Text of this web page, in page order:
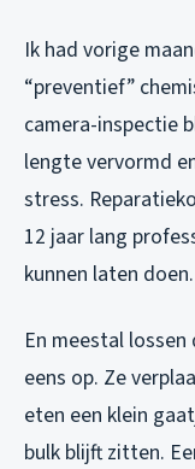
Ik had vorige
“preventief”
camera-inspectie
lengte vervormd
stress.
12 jaar lang
kunnen laten doen.
En meestal
eens op. Ze
eten een klein
bulk blijft zitten.